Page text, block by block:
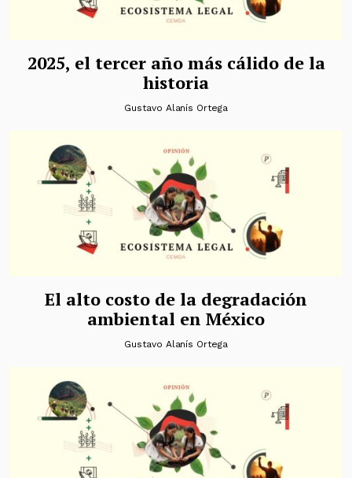
2025, el tercer año más cálido de la
historia
Gustavo Alanís Ortega
El alto costo de la degradación
ambiental en México
Gustavo Alanís Ortega